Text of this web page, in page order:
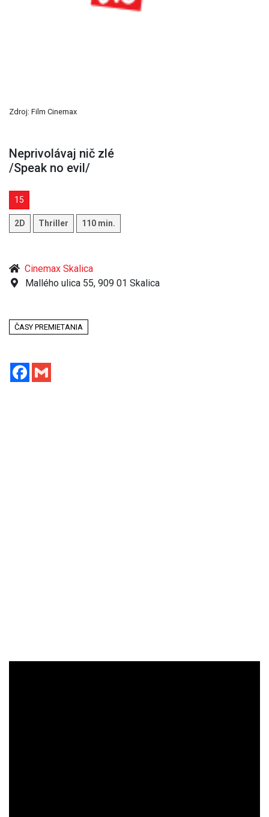
Zdroj: Film Cinemax
Neprivolávaj nič zlé
/Speak no evil/
15
2D Thriller 110 min.
Cinemax Skalica
Mallého ulica 55, 909 01 Skalica
ČASY PREMIETANIA
Facebook